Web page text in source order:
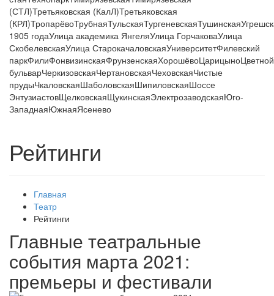
(СТЛ)Третьяковская (КалЛ)Третьяковская
(КРЛ)ТропарёвоТрубнаяТульскаяТургеневскаяТушинская
1905 годаУлица академика ЯнгеляУлица ГорчаковаУлица
СкобелевскаяУлица СтарокачаловскаяУниверситетФилевский
паркФилиФонвизинскаяФрунзенскаяХорошёвоЦарицыноЦветной
бульварЧеркизовскаяЧертановскаяЧеховскаяЧистые
прудыЧкаловскаяШаболовскаяШипиловскаяШоссе
ЭнтузиастовЩелковскаяЩукинскаяЭлектрозаводскаяЮго-
ЗападнаяЮжнаяЯсенево
Рейтинги
Главная
Театр
Рейтинги
Главные театральные
события марта 2021:
премьеры и фестивали